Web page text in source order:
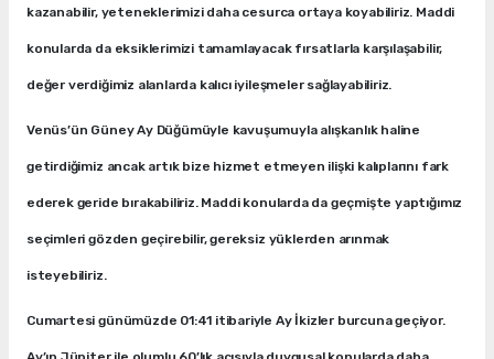
kazanabilir, yeteneklerimizi daha cesurca ortaya koyabiliriz. Maddi
konularda da eksiklerimizi tamamlayacak fırsatlarla karşılaşabilir,
değer verdiğimiz alanlarda kalıcı iyileşmeler sağlayabiliriz.
Venüs’ün Güney Ay Düğümüyle kavuşumuyla alışkanlık haline
getirdiğimiz ancak artık bize hizmet etmeyen ilişki kalıplarını fark
ederek geride bırakabiliriz. Maddi konularda da geçmişte yaptığımız
seçimleri gözden geçirebilir, gereksiz yüklerden arınmak
isteyebiliriz.
Cumartesi günümüzde 01:41 itibariyle Ay İkizler burcuna geçiyor.